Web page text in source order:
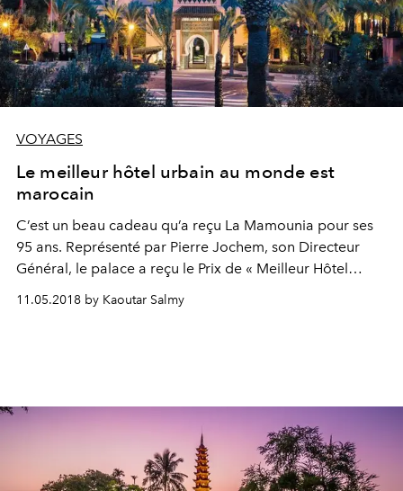
VOYAGES
Le meilleur hôtel urbain au monde est
marocain
C’est un beau cadeau qu’a reçu La Mamounia pour ses
95 ans. Représenté par Pierre Jochem, son Directeur
Général, le palace a reçu le Prix de « Meilleur Hôtel
Urbain au Monde » par le très prestigieux magazine
Condé Nast Traveler Espagne. Félicitation!
11.05.2018 by Kaoutar Salmy